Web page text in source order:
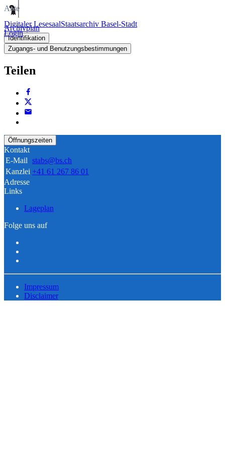
Digitaler LesesaalStaatsarchiv Basel-Stadt
Login
Akte
Archivplan
Identifikation
Zugangs- und Benutzungsbestimmungen
Teilen
Öffnungszeiten
Kontakt
E-Mail stabs@bs.ch
Kanzlei +41 61 267 86 01
Adresse
Links
Lageplan
Folge uns auf
Impressum
Disclaimer